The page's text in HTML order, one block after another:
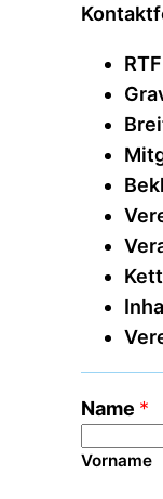
Name *
Vorname